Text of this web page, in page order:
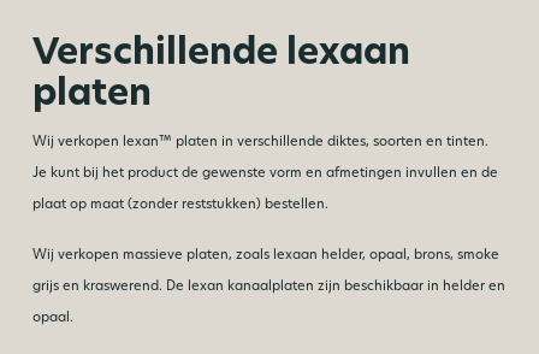
Verschillende lexaan
platen
Wij verkopen lexan™ platen in verschillende diktes, soorten en tinten.
Je kunt bij het product de gewenste vorm en afmetingen invullen en de
plaat op maat (zonder reststukken) bestellen.
Wij verkopen massieve platen, zoals lexaan helder, opaal, brons, smoke
grijs en kraswerend. De lexan kanaalplaten zijn beschikbaar in helder en
opaal.